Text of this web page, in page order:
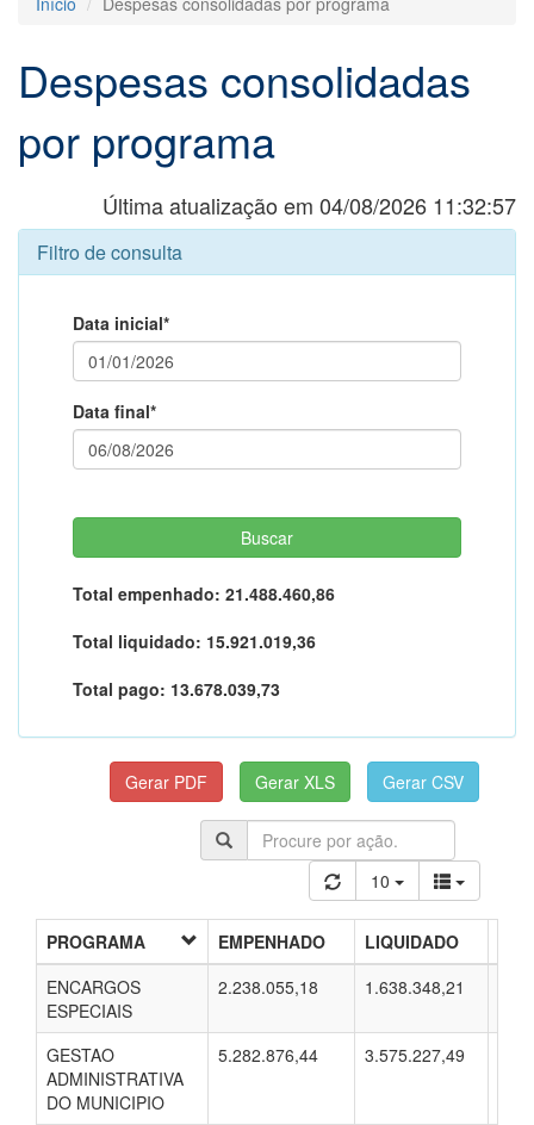
Despesas consolidadas
por programa
Última atualização em 04/08/2026 11:32:57
Filtro de consulta
Data inicial*
Data final*
Total empenhado: 21.488.460,86
Total liquidado: 15.921.019,36
Total pago: 13.678.039,73
10
PROGRAMA EMPENHADO LIQUIDADO
ENCARGOS
ESPECIAIS
2.238.055,18 1.638.348,21
GESTAO
ADMINISTRATIVA
DO MUNICIPIO
5.282.876,44 3.575.227,49